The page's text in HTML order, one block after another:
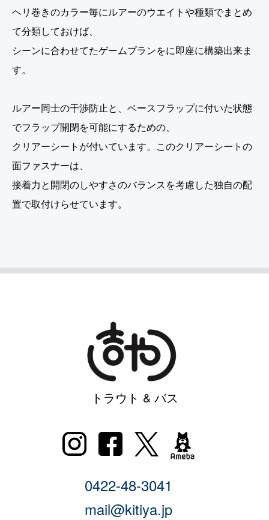
ヘリ巻きのカラー毎にルアーのウエイトや種類でまとめ
て分類しておけば、
シーンに合わせてたゲームプランをに即座に構築出来ま
す。
ルアー同士の干渉防止と、ベースフラップに付いた状態
でフラップ開閉を可能にするための、
クリアーシートが付いています。このクリアーシートの
面ファスナーは、
接着力と開閉のしやすさのバランスを考慮した独自の配
置で取付けらせています。
トラウト & バス
0422-48-3041
mail@kitiya.jp